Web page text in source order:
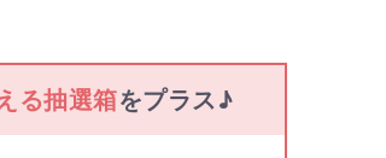
る抽選箱をプラス♪